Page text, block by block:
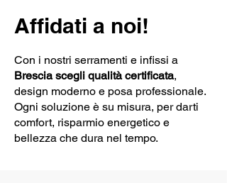
Affidati a noi!
Con i nostri serramenti e infissi a
Brescia scegli qualità certificata,
design moderno e posa professionale.
Ogni soluzione è su misura, per darti
comfort, risparmio energetico e
bellezza che dura nel tempo.